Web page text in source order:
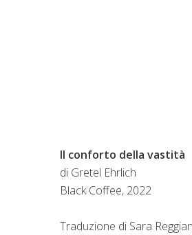
Il conforto della vastità
di Gretel Ehrlich
Black Coffee, 2022
Traduzione di Sara